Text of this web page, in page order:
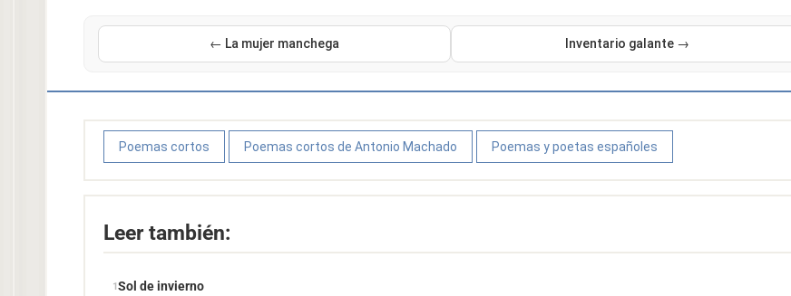
← La mujer manchega Inventario galante →
Poemas cortos Poemas cortos de Antonio Machado Poemas y poetas españoles
Leer también:
Sol de invierno